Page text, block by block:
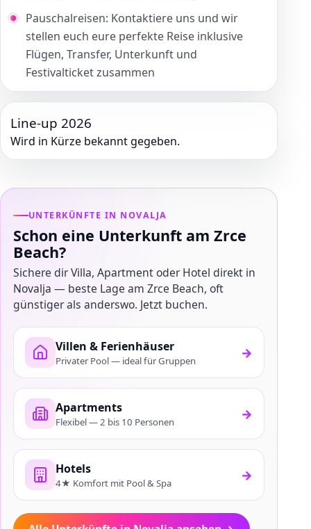
Pauschalreisen: Kontaktiere uns und wir
stellen euch eure perfekte Reise inklusive
Flügen, Transfer, Unterkunft und
Festivalticket zusammen
Line-up 2026
Wird in Kürze bekannt gegeben.
UNTERKÜNFTE IN NOVALJA
Schon eine Unterkunft am Zrce
Beach?
Sichere dir Villa, Apartment oder Hotel direkt in
Novalja — beste Lage am Zrce Beach, oft
günstiger als anderswo. Jetzt buchen.
Villen & Ferienhäuser
Privater Pool — ideal für Gruppen →
Apartments
Flexibel — 2 bis 10 Personen →
Hotels
4★ Komfort mit Pool & Spa →